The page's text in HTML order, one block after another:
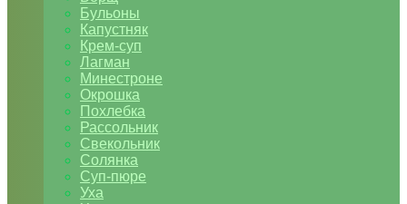
Бульоны
Капустняк
Крем-суп
Лагман
Минестроне
Окрошка
Похлебка
Рассольник
Свекольник
Солянка
Суп-пюре
Уха